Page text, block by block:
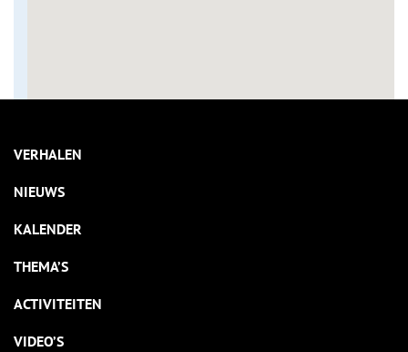
VERHALEN
NIEUWS
KALENDER
THEMA’S
ACTIVITEITEN
VIDEO’S